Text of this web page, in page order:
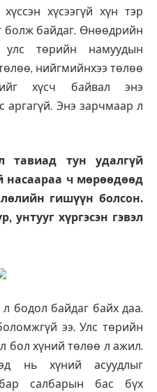
хүсээгүй хүн тэр
болж байдаг. Өнөөдрийн
төрийн намуудын
нийгмийнхээ төлөө
хүсч байвал энэ
аргагүй. Энэ зарчмаар л
тавиад тун удалгүй
ч мөрөөдөөд
гишүүн болсон.
унтууг хүргэсэн гэвэл
бодол байдаг байх даа.
ээ. Улс төрийн
бол хүний төлөө л ажил.
нь хүний асуудлыг
салбарын бас бүх